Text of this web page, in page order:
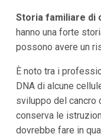
Storia familiare di
hanno una forte
possono avere un
È noto tra i
DNA di alcune
sviluppo del cancro
conserva le
dovrebbe fare in